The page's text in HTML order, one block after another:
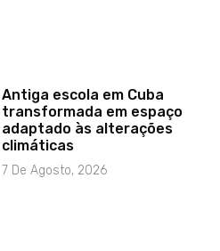
Antiga escola em Cuba
transformada em espaço
adaptado às alterações
climáticas
7 De Agosto, 2026